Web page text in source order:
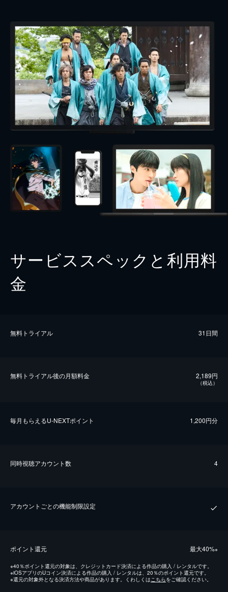
サービススペックと利用料
金
無料トライアル 31日間
無料トライアル後の⽉額料金 2,189円
（税込）
毎⽉もらえるU-NEXTポイント 1,200円分
同時視聴アカウント数 4
アカウントごとの機能制限設定
ポイント還元 最⼤40%※
※40％ポイント還元の対象は、クレジットカード決済による作品の購入 / レンタルです。
※iOSアプリのUコイン決済による作品の購入 / レンタルは、20％のポイント還元です。
※還元の対象外となる決済方法や商品があります。くわしくはこちらをご確認ください。